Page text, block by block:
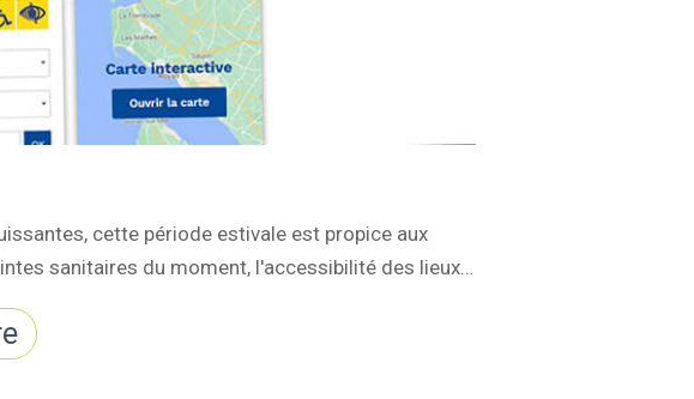
cette période estivale est propice aux
sanitaires du moment, l'accessibilité des lieux…